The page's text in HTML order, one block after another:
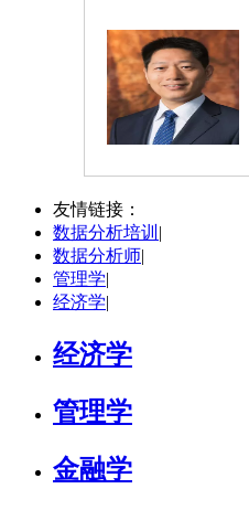
友情链接：
数据分析培训 |
数据分析师|
管理学|
经济学|
经济学
管理学
金融学